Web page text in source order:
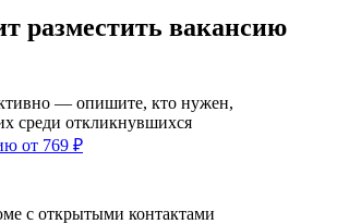
разместить вакансию
— опишите, кто нужен,
среди откликнувшихся
от 769 ₽
с открытыми контактами